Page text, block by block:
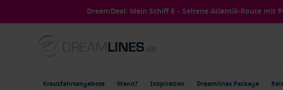
DreamDeal: Mein Schiff 6 – Seltene Atlantik-Route mit
Kreuzfahrtangebote Wann? Inspiration Dreamlines Package